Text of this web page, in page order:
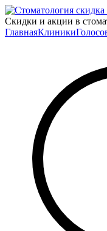
Скидки и акции в
ГлавнаяКлиники